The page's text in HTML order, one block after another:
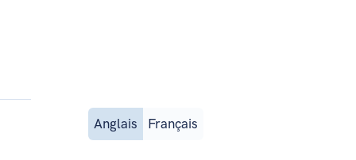
Anglais Français